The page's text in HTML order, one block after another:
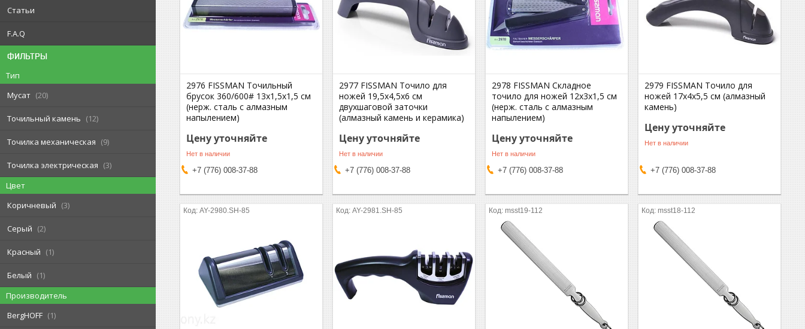
Статьи
F.A.Q
ФИЛЬТРЫ
Тип
Мусат
20
Точильный камень 12
Точилка механическая 9
Точилка электрическая
3
Цвет
Коричневый
3
Серый 2
Красный 1
Белый
1
Производитель
BergHOFF
1
2976 FISSMAN Точильный
брусок 360/600# 13x1,5x1,5 см
(нерж. сталь с алмазным
напылением)
Цену уточняйте
Нет в наличии
+7 (776) 008-37-88
2977 FISSMAN Точило для
ножей 19,5x4,5x6 см
двухшаговой заточки
(алмазный камень и керамика)
Цену уточняйте
Нет в наличии
+7 (776) 008-37-88
2978 FISSMAN Складное
точило для ножей 12x3x1,5 см
(нерж. сталь с алмазным
напылением)
Цену уточняйте
Нет в наличии
+7 (776) 008-37-88
2979 FISSMAN Точило для
ножей 17x4x5,5 см (алмазный
камень)
Цену уточняйте
Нет в наличии
+7 (776) 008-37-88
AY-2980.SH-85 AY-2981.SH-85 msst19-112 msst18-112